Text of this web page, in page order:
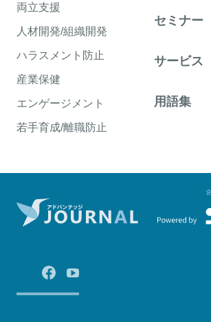
両立支援
人材開発/組織開発
ハラスメント防止
産業保健
エンゲージメント
若手育成/離職防止
セミナー
サービス
用語集